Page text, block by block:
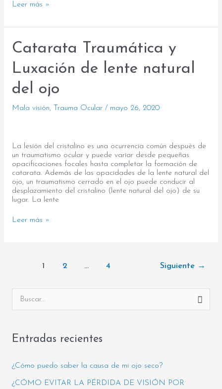
Leer más »
Catarata Traumática y
Luxación de lente natural
del ojo
Mala visión, Trauma Ocular/ mayo 26, 2020
La lesión del cristalino es una ocurrencia común después de
un traumatismo ocular y puede variar desde pequeñas
opacificaciones focales hasta completar la formación de
catarata. Además de las opacidades de la lente natural del
ojo, un traumatismo cerrado en el ojo puede conducir al
desplazamiento del cristalino (lente natural del ojo) de su
lugar. La lente
Catarata
Traumática
y
Luxación
lente
del
Leer más »
1 2 … 4 Siguiente →
s
a
Entradas recientes
¿Cómo puedo saber la causa de mi ojo seco?
¿CÓMO EVITAR LA PÉRDIDA DE VISIÓN POR
a
e